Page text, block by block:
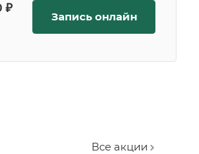
₽
Запись онлайн
Все акции